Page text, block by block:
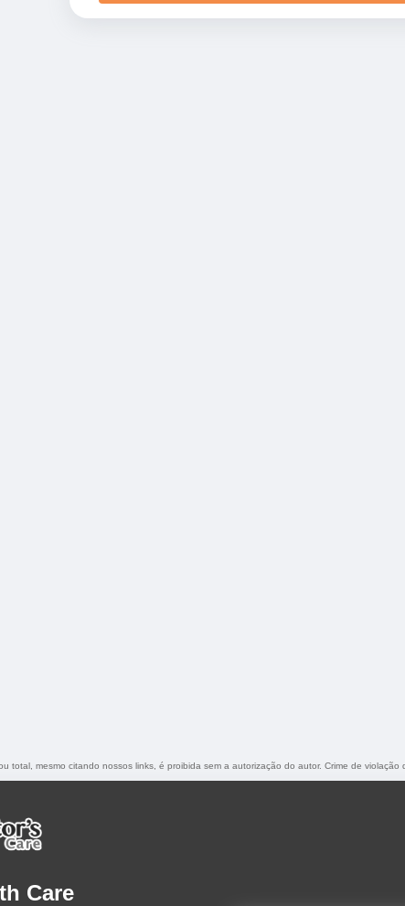
total, mesmo citando nossos links, é proibida sem a autorização do autor. Crime de violação
Care